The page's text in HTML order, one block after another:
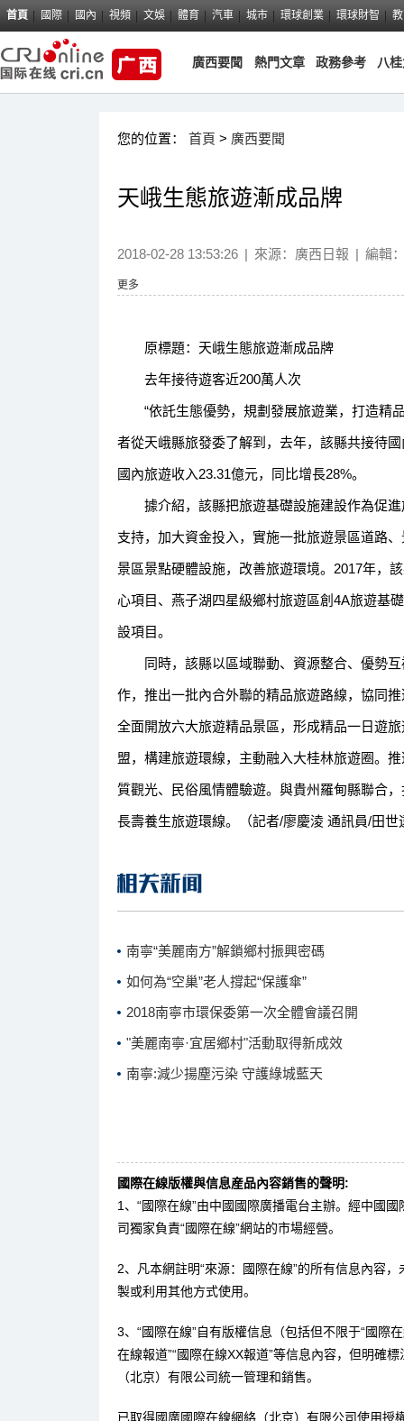
首頁 國際 國內 視頻 文娛 體育 汽車 城市 環球創業 環球財智
廣西要聞 熱門文章 政務參考 八
您的位置： 首頁 > 廣西要聞
天峨生態旅遊漸成品牌
2018-02-28 13:53:26 | 來源： 廣西日報 | 編輯
更多
原標題：天峨生態旅遊漸成品牌
去年接待遊客近200萬人次
“依託生態優勢，規劃發展旅遊業，打造精
者從天峨縣旅發委了解到，去年，該縣共接待
國內旅遊收入23.31億元，同比增長28%。
據介紹，該縣把旅遊基礎設施建設作為促進
支持，加大資金投入，實施一批旅遊景區道路
景區景點硬體設施，改善旅遊環境。2017年，
心項目、燕子湖四星級鄉村旅遊區創4A旅遊基
設項目。
同時，該縣以區域聯動、資源整合、優勢互
作，推出一批內合外聯的精品旅遊路線，協同
全面開放六大旅遊精品景區，形成精品一日遊
盟，構建旅遊環線，主動融入大桂林旅遊圈。
質觀光、民俗風情體驗遊。與貴州羅甸縣聯合
長壽養生旅遊環線。（記者/廖慶淩 通訊員/田世
南寧“美麗南方”解鎖鄉村振興密碼
如何為“空巢”老人撐起“保護傘”
2018南寧市環保委第一次全體會議召開
"美麗南寧·宜居鄉村"活動取得新成效
南寧:減少揚塵污染 守護綠城藍天
國際在線版權與信息産品內容銷售的聲明:
1、“國際在線”由中國國際廣播電台主辦。經中國
司獨家負責“國際在線”網站的市場經營。
2、凡本網註明“來源：國際在線”的所有信息內容
製或利用其他方式使用。
3、“國際在線”自有版權信息（包括但不限于“國際
在線報道”“國際在線XX報道”等信息內容，但明確
（北京）有限公司統一管理和銷售。
已取得國廣國際在線網絡（北京）有限公司使用